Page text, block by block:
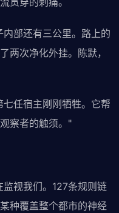
部还有三公里。路上的
两次净化外挂。陈默，
任宿主刚刚牺牲。它帮
察者的触须。"
视我们。127条规则链
种覆盖整个都市的神经